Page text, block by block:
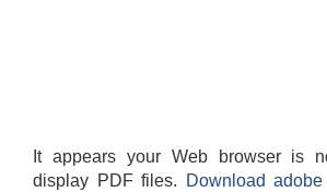
It appears your Web browser is
display PDF files.
Download